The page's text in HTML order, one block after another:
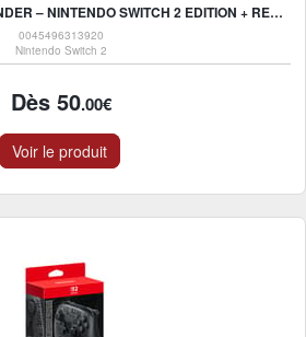
SUPER MARIO BROS. WONDER – NINTENDO SWITCH 2 EDITION + RENDEZ-VOUS AU PARC BELLABEL - NINTENDO SWITCH 2
0045496313920
Nintendo Switch 2
Dès 50.00€
Voir le produit